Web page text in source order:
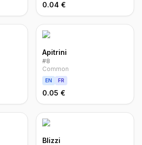
0.04 €
Apitrini
#8
Common
EN FR
0.05 €
Blizzi